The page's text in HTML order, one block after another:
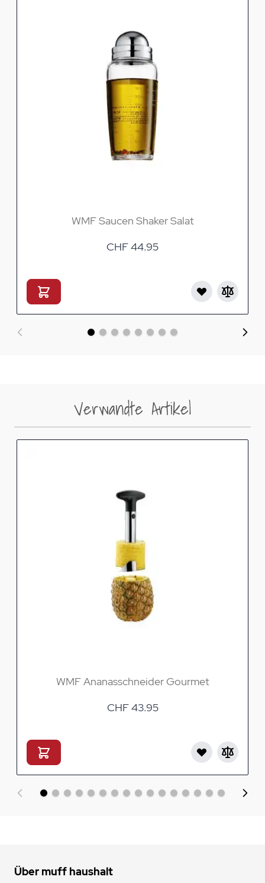
WMF Saucen Shaker Salat
CHF 44.95
Verwandte Artikel
WMF Ananasschneider Gourmet
CHF 43.95
Über muff haushalt